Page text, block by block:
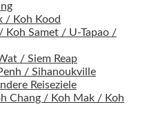
/ Koh Kood
Koh Samet / U-Tapao /
/ Siem Reap
/ Sihanoukville
Reiseziele
Chang / Koh Mak / Koh